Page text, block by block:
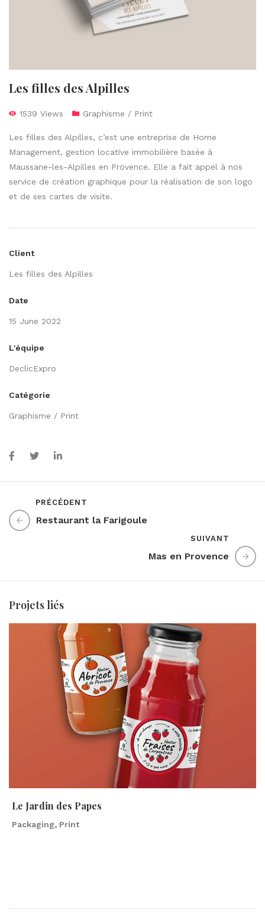
Les filles des Alpilles
1539 Views Graphisme / Print
Les filles des Alpilles, c’est une entreprise de Home
Management, gestion locative immobilière basée à
Maussane-les-Alpilles en Provence. Elle a fait appel à nos
service de création graphique pour la réalisation de son logo
et de ses cartes de visite.
Client
Les filles des Alpilles
Date
15 June 2022
L'équipe
DeclicExpro
Catégorie
Graphisme / Print
PRÉCÉDENT
Restaurant la Farigoule
SUIVANT
Mas en Provence
Projets liés
Le Jardin des Papes
Packaging, Print